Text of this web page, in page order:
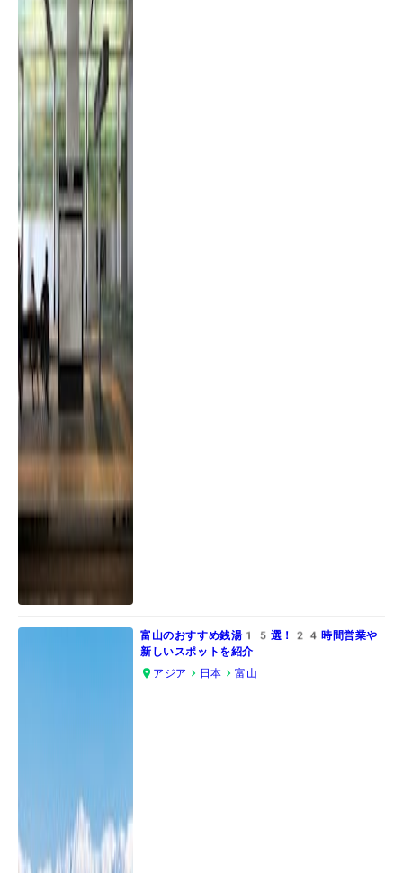
富山のおすすめ銭湯15選！24時間営業や
新しいスポットを紹介
アジア
日本 富山